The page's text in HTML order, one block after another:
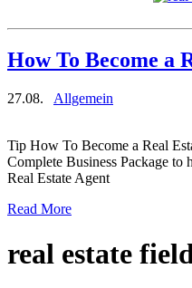
How To Become a
27.08. Allgemein
Tip How To Become a Real
Complete Business Package to
Real Estate Agent
Read More
real estate